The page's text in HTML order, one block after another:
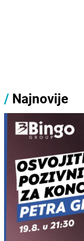
/ Najnovije